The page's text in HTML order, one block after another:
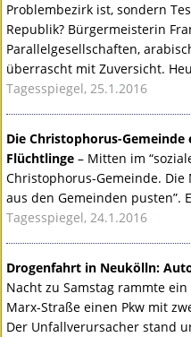
Problembezirk ist, sondern
Republik? Bürgermeisterin
Parallelgesellschaften,
überrascht mit Zuversicht.
Tagesspiegel, 25.1.2016
Die Christophorus-
Flüchtlinge – Mitten im
Christophorus-Gemeinde.
aus den Gemeinden pusten”.
Tagesspiegel, 24.1.2016
Drogenfahrt in Neukölln:
Nacht zu Samstag rammte
Marx-Straße einen Pkw mit
Der Unfallverursacher stand